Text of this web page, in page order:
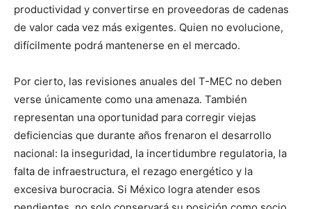
productividad y convertirse en proveedoras de cadenas
de valor cada vez más exigentes. Quien no evolucione,
difícilmente podrá mantenerse en el mercado.
Por cierto, las revisiones anuales del T-MEC no deben
verse únicamente como una amenaza. También
representan una oportunidad para corregir viejas
deficiencias que durante años frenaron el desarrollo
nacional: la inseguridad, la incertidumbre regulatoria, la
falta de infraestructura, el rezago energético y la
excesiva burocracia. Si México logra atender esos